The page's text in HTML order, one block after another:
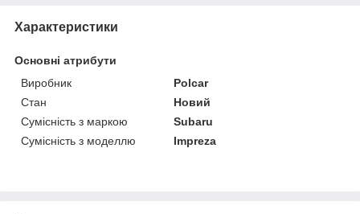
Характеристики
Основні атрибути
Виробник
Polcar
Стан
Новий
Сумісність з маркою
Subaru
Сумісність з моделлю
Impreza